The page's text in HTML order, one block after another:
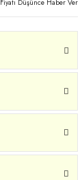
Fiyatı Düşünce Haber Ver